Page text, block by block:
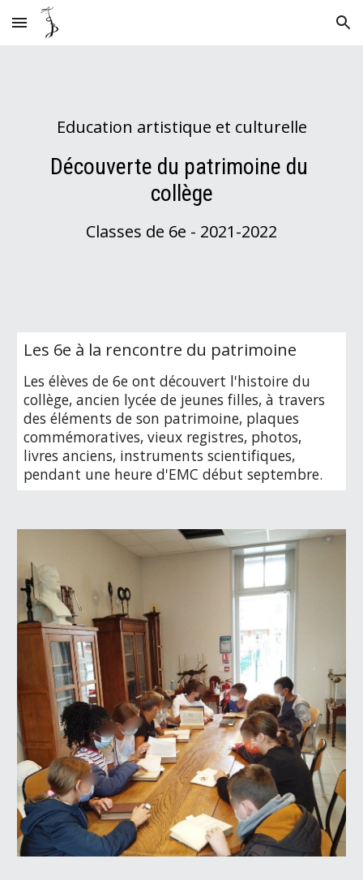
Skip to main content Skip to navigation
Education artistique et culturelle
Découverte du patrimoine du
collège
Classes de 6e - 2021-2022
Les 6e à la rencontre du patrimoine
Les élèves de 6e ont découvert l'histoire du
collège, ancien lycée de jeunes filles, à travers
des éléments de son patrimoine, plaques
commémoratives, vieux registres, photos,
livres anciens, instruments scientifiques,
pendant une heure d'EMC début septembre.